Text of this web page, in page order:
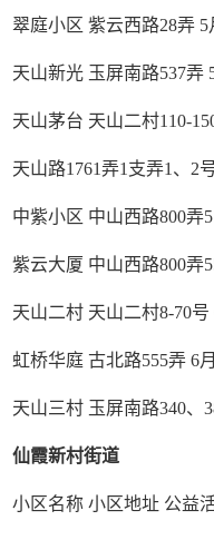
翠庭小区 紫云西路28弄 5
天山新光 玉屏南路537弄
天山茅台 天山二村110-
天山路1761弄1支弄1、2
中紫小区 中山西路800弄
紫云大厦 中山西路800弄
天山二村 天山二村8-70号
虹桥华庭 古北路555弄 6
天山三村 玉屏南路340、
仙霞新村街道
小区名称 小区地址 公益